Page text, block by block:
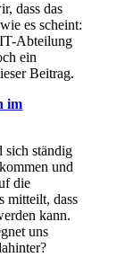
dass das
es scheint:
Abteilung
ein
Beitrag.
im
sich ständig
und
die
mitteilt, dass
kann.
uns